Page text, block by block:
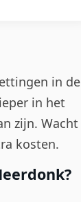
in de
in het
zijn. Wacht
kosten.